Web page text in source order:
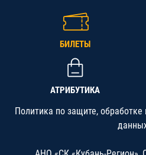
БИЛЕТЫ
АТРИБУТИКА
Политика по защите,